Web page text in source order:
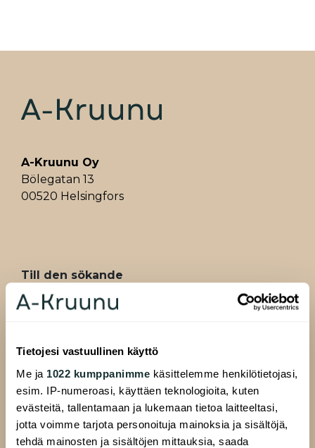
Tietojesi vastuullinen käyttö
Me ja 1022 kumppanimme käsittelemme henkilötietojasi,
esim. IP-numeroasi, käyttäen teknologioita, kuten
evästeitä, tallentamaan ja lukemaan tietoa laitteeltasi,
jotta voimme tarjota personoituja mainoksia ja sisältöjä,
tehdä mainosten ja sisältöjen mittauksia, saada
A-Kruunu Oy
Bölegatan 13
00520 Helsingfors
ALAVALIKKO
Till den sökande
Fyll i ansökan
Nybyggnadsobjekt
Grupphyresbostäder
Konstnärsbostäder
Affärslokaler
Information om att söka bostad